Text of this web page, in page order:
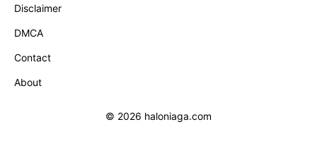
Disclaimer
DMCA
Contact
About
© 2026 haloniaga.com